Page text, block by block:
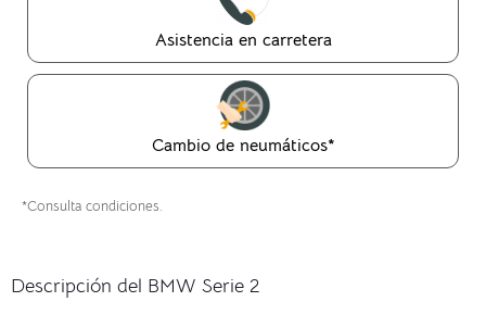
Asistencia en carretera
Cambio de neumáticos*
*Consulta condiciones.
Descripción del BMW Serie 2